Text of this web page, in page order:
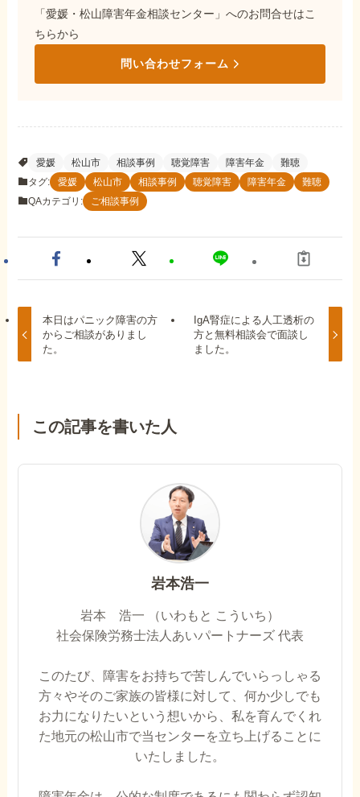
「愛媛・松山障害年金相談センター」へのお問合せはこ
ちらから
問い合わせフォーム
愛媛 松山市 相談事例 聴覚障害 障害年金
難聴
タグ:
愛媛 松山市 相談事例 聴覚障害 障害年金
難聴
QAカテゴリ:
ご相談事例
本日はパニック障害の方
からご相談がありまし
た。
IgA腎症による人工透析の
方と無料相談会で面談し
ました。
この記事を書いた人
岩本浩一
岩本 浩一 （いわもと こういち）
社会保険労務士法人あいパートナーズ 代表
このたび、障害をお持ちで苦しんでいらっしゃる
方々やそのご家族の皆様に対して、何か少しでも
お力になりたいという想いから、私を育んでくれ
た地元の松山市で当センターを立ち上げることに
いたしました。